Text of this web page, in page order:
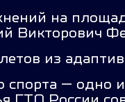
на
Викторович
из
спорта — одно